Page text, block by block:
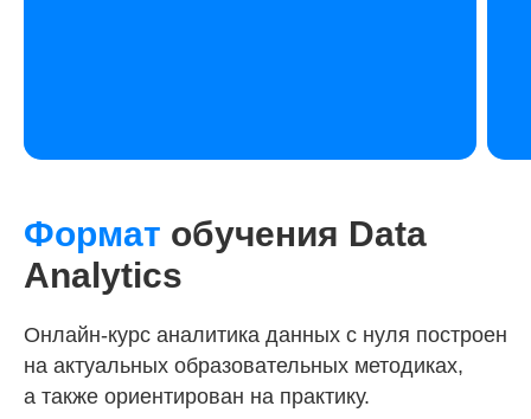
Формат обучения Data
Analytics
Онлайн-курс аналитика данных с нуля построен
на актуальных образовательных методиках,
а также ориентирован на практику.